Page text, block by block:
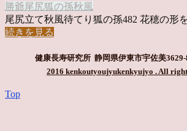
勝爺尾尻狐の孫秋風
尾尻立て秋風待てり狐の孫482 花穂の形
続きを見る
健康長寿研究所 静岡県伊東市宇佐美3629-
2016 kenkoutyoujyukenkyujyo . All
Top